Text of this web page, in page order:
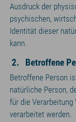
Ausdruck der
psychischen,
Identität dieser
kann.
2. Betroffene
Betroffene Person
natürliche Person,
für die
verarbeitet werden.